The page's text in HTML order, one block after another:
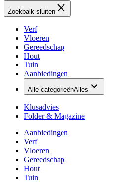
Zoekbalk sluiten
Verf
Vloeren
Gereedschap
Hout
Tuin
Aanbiedingen
Alle categorieënAlles
Klusadvies
Folder & Magazine
Aanbiedingen
Verf
Vloeren
Gereedschap
Hout
Tuin